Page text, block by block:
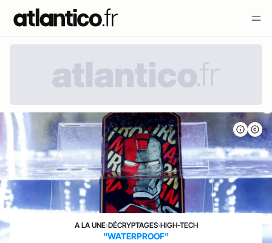
A LA UNE›DÉCRYPTAGES›HIGH-TECH
"WATERPROOF"